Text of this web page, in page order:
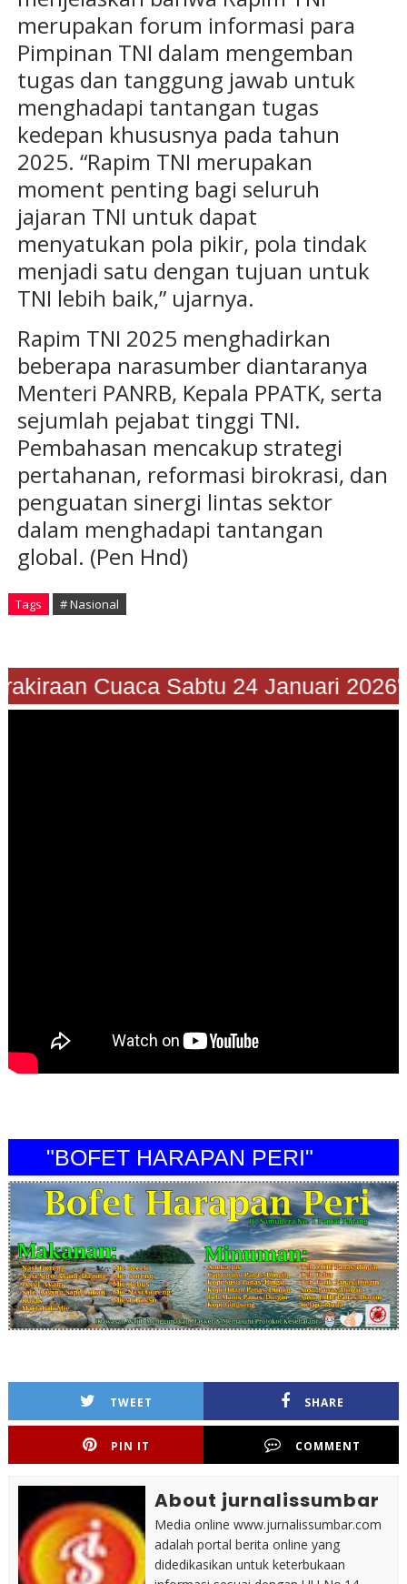
merupakan forum informasi para
Pimpinan TNI dalam mengemban
tugas dan tanggung jawab untuk
menghadapi tantangan tugas
kedepan khususnya pada tahun
2025. “Rapim TNI merupakan
moment penting bagi seluruh
jajaran TNI untuk dapat
menyatukan pola pikir, pola tindak
menjadi satu dengan tujuan untuk
TNI lebih baik,” ujarnya.
Rapim TNI 2025 menghadirkan
beberapa narasumber diantaranya
Menteri PANRB, Kepala PPATK, serta
sejumlah pejabat tinggi TNI.
Pembahasan mencakup strategi
pertahanan, reformasi birokrasi, dan
penguatan sinergi lintas sektor
dalam menghadapi tantangan
global. (Pen Hnd)
Tags # Nasional
Cuaca Sabtu 24 Januari
"BOFET HARAPAN PERI"
TWEET SHARE
PIN IT COMMENT
About jurnalissumbar
Media online www.jurnalissumbar.com
adalah portal berita online yang
didedikasikan untuk keterbukaan